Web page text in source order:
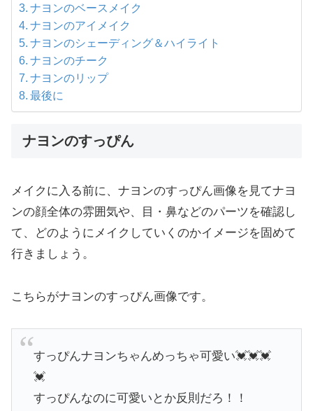
ナヨンのベースメイク
ナヨンのアイメイク
ナヨンのシェーディング＆ハイライト
ナヨンのチーク
ナヨンのリップ
最後に
ナヨンのすっぴん
メイクに入る前に、ナヨンのすっぴん画像を見てナヨ
ンの顔全体の雰囲気や、目・鼻などのパーツを確認し
て、どのようにメイクしていくのかイメージを固めて
行きましょう。
こちらがナヨンのすっぴん画像です。
すっぴんナヨンちゃんめっちゃ可愛い💓💓💓
💓
すっぴんなのに可愛いとか反則だろ！！